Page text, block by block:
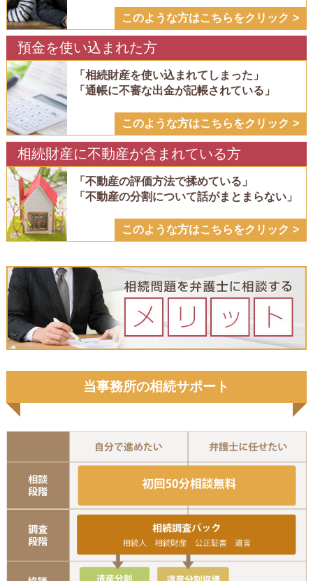
このような方はこちらをクリック
預金を使い込まれた方
「相続財産を使い込まれてしまった」
「通帳に不審な出金が記帳されている」
このような方はこちらをクリック
相続財産に不動産が含まれている方
「不動産の評価方法で揉めている」
「不動産の分割について話がまとまらない」
このような方はこちらをクリック
当事務所の相続サポート
協議書作成 遺産分割協議サ